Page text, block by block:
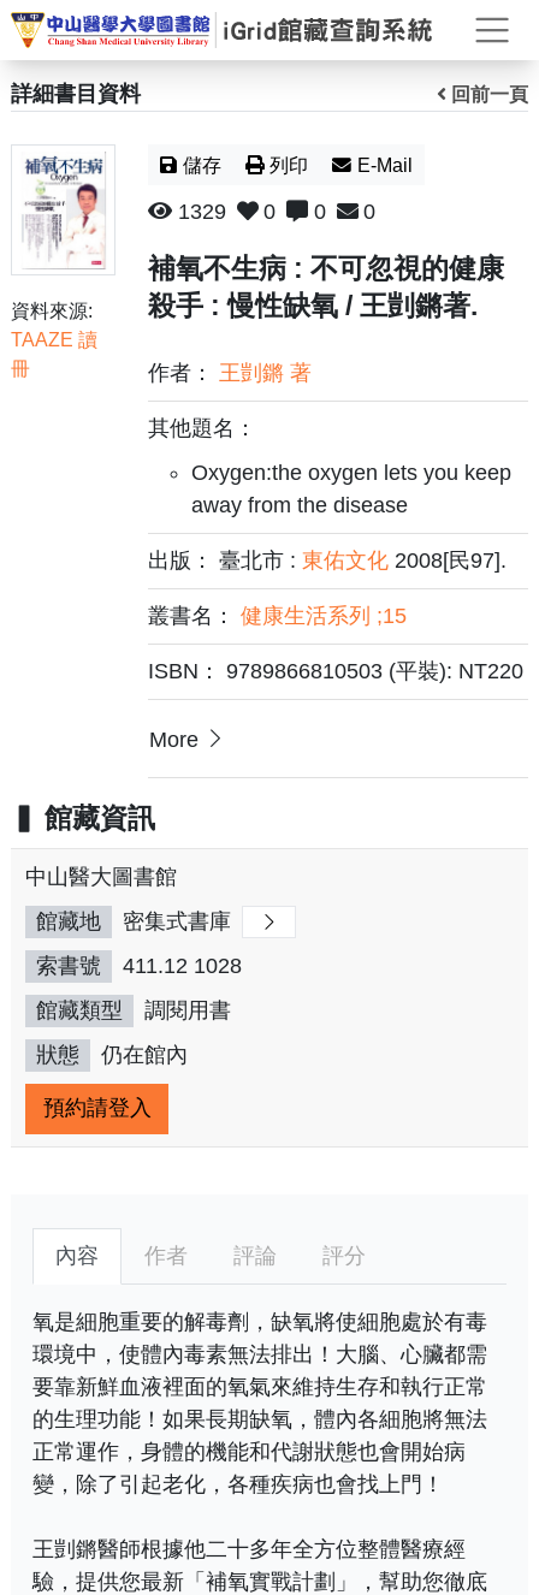
打
詳細書目資料 回前一頁
資料來源:
TAAZE 讀
冊
儲存 列印 E-Mail
1329 0 0 0
補氧不生病 : 不可忽視的健康
殺手 : 慢性缺氧 / 王剴鏘著.
作者：王剴鏘 著
其他題名：
Oxygen:the oxygen lets you keep
away from the disease
出版： 臺北市 :東佑文化 2008[民97].
叢書名：健康生活系列 ;15
ISBN： 9789866810503 (平裝): NT220
More
館藏資訊
中山醫大圖書館
館藏地
密集式書庫
索書號
411.12 1028
館藏類型
調閱用書
狀態
仍在館內
預約請登入
內容 作者 評論 評分
氧是細胞重要的解毒劑，缺氧將使細胞處於有毒
環境中，使體內毒素無法排出！大腦、心臟都需
要靠新鮮血液裡面的氧氣來維持生存和執行正常
的生理功能！如果長期缺氧，體內各細胞將無法
正常運作，身體的機能和代謝狀態也會開始病
變，除了引起老化，各種疾病也會找上門！
王剴鏘醫師根據他二十多年全方位整體醫療經
驗，提供您最新「補氧實戰計劃」，幫助您徹底